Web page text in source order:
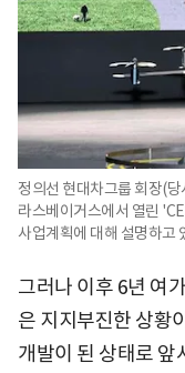
정의선 현대차그룹 회장(
라스베이거스에서 열린
사업계획에 대해 설명하고
그러나 이후 6년 여
은 지지부진한 상황
개발이 된 상태로 앞